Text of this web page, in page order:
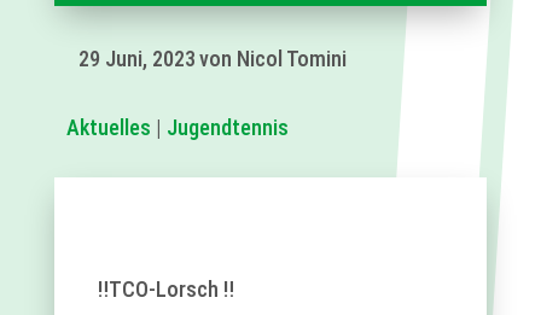
29 Juni, 2023von Nicol Tomini
Aktuelles | Jugendtennis
‼️TCO-Lorsch ‼️